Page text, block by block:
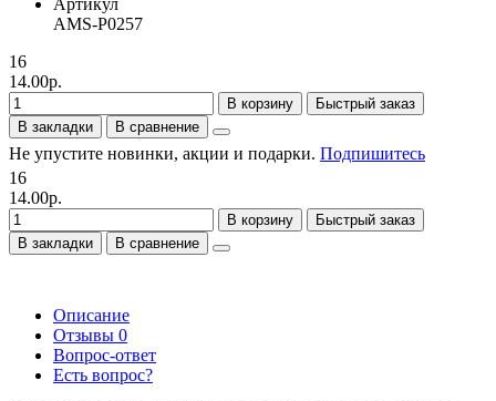
AMS-P0257
16
14.00р.
В корзину
Быстрый заказ
В закладки
В сравнение
Не упустите новинки, акции и подарки. Подпишитесь
16
14.00р.
В корзину
Быстрый заказ
В закладки
В сравнение
Описание
Отзывы 0
Вопрос-ответ
Есть вопрос?